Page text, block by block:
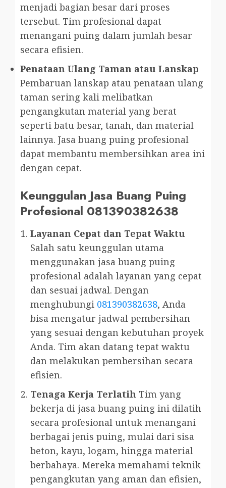
menjadi bagian besar dari proses
tersebut. Tim profesional dapat
menangani puing dalam jumlah besar
secara efisien.
Penataan Ulang Taman atau Lanskap
Pembaruan lanskap atau penataan ulang
taman sering kali melibatkan
pengangkutan material yang berat
seperti batu besar, tanah, dan material
lainnya. Jasa buang puing profesional
dapat membantu membersihkan area ini
dengan cepat.
Keunggulan Jasa Buang Puing
Profesional 081390382638
Layanan Cepat dan Tepat Waktu
Salah satu keunggulan utama
menggunakan jasa buang puing
profesional adalah layanan yang cepat
dan sesuai jadwal. Dengan
menghubungi 081390382638, Anda
bisa mengatur jadwal pembersihan
yang sesuai dengan kebutuhan proyek
Anda. Tim akan datang tepat waktu
dan melakukan pembersihan secara
efisien.
Tenaga Kerja Terlatih Tim yang
bekerja di jasa buang puing ini dilatih
secara profesional untuk menangani
berbagai jenis puing, mulai dari sisa
beton, kayu, logam, hingga material
berbahaya. Mereka memahami teknik
pengangkutan yang aman dan efisien,